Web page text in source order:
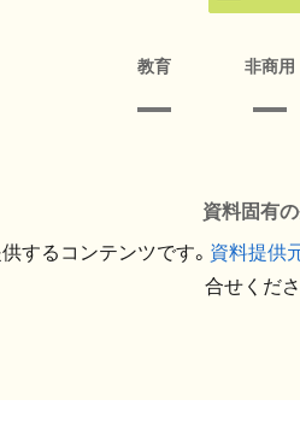
教育 非商用
資料固有
するコンテンツです。 資料提供
合せくださ